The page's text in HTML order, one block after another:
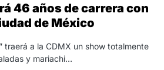
46 años de carrera con
de México
traerá a la CDMX un show totalmente
y mariachi…